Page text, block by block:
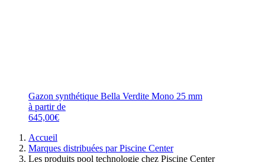
Gazon synthétique Bella Verdite Mono 25 mm
à partir de
645,00€
Accueil
Marques distribuées par Piscine Center
Les produits pool technologie chez Piscine Center